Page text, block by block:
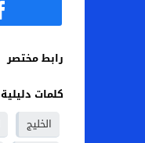
رابط مختصر
كلمات دليلية
الخليج